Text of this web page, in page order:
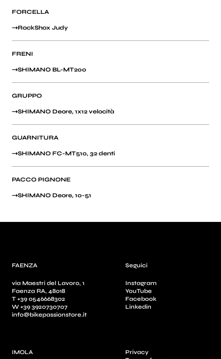
FORCELLA
RockShox Judy
FRENI
SHIMANO BL-MT200
GRUPPO
SHIMANO Deore, 1x12 velocità
GUARNITURA
SHIMANO FC-MT510, 32 denti
PACCO PIGNONE
SHIMANO Deore, 10-51
FAENZA
via Maestri del Lavoro, 1
Faenza RA, 48018
T +39 0546668302
W +39 3920730707
info@bikepassionstore.it
IMOLA
Seguici
Instagram
YouTube
Facebook
Linkedin
Privacy